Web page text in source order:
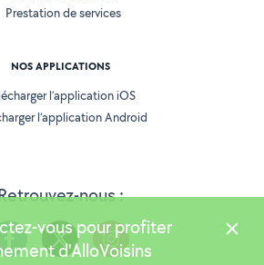
nous :
Prestation de services
NOS APPLICATIONS
l’application iOS
l’application Android
vous pour profiter
d'AlloVoisins